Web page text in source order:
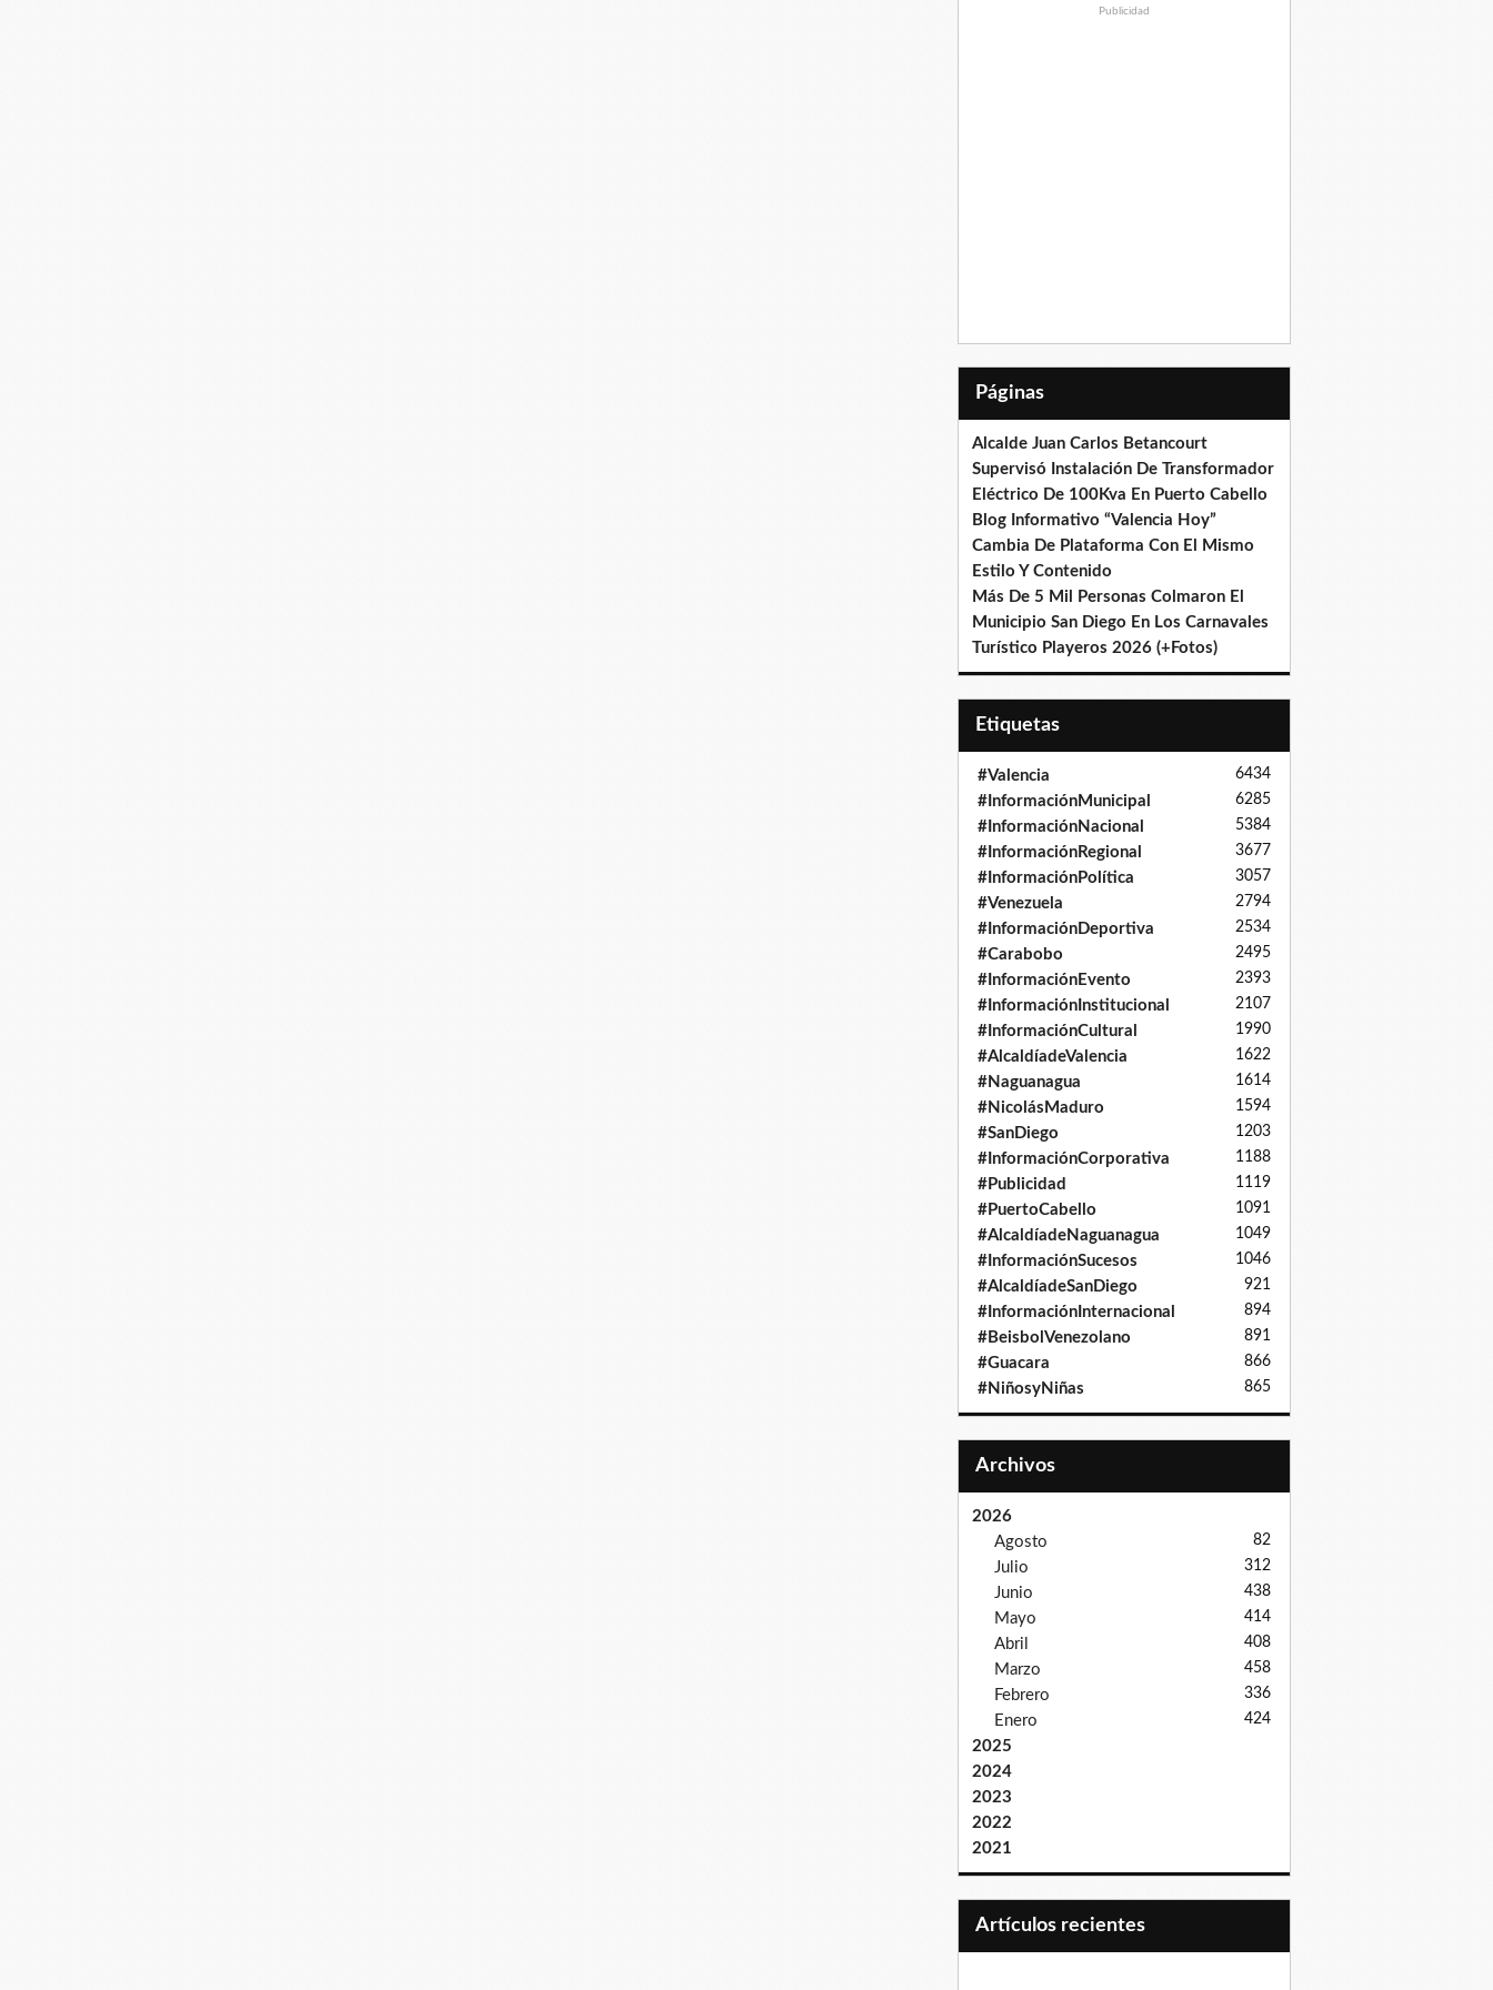
Publicidad
Páginas
Alcalde Juan Carlos Betancourt
Supervisó Instalación De Transformador
Eléctrico De 100Kva En Puerto Cabello
Blog Informativo “Valencia Hoy”
Cambia De Plataforma Con El Mismo
Estilo Y Contenido
Más De 5 Mil Personas Colmaron El
Municipio San Diego En Los Carnavales
Turístico Playeros 2026 (+Fotos)
Etiquetas
#Valencia 6434
#InformaciónMunicipal 6285
#InformaciónNacional 5384
#InformaciónRegional 3677
#InformaciónPolítica 3057
#Venezuela 2794
#InformaciónDeportiva 2534
#Carabobo 2495
#InformaciónEvento 2393
#InformaciónInstitucional 2107
#InformaciónCultural 1990
#AlcaldíadeValencia 1622
#Naguanagua 1614
#NicolásMaduro 1594
#SanDiego 1203
#InformaciónCorporativa 1188
#Publicidad 1119
#PuertoCabello 1091
#AlcaldíadeNaguanagua 1049
#InformaciónSucesos 1046
#AlcaldíadeSanDiego 921
#InformaciónInternacional 894
#BeisbolVenezolano 891
#Guacara 866
#NiñosyNiñas 865
Archivos
2026
Agosto
82
Julio 312
Junio 438
Mayo 414
Abril 408
Marzo 458
Febrero 336
Enero 424
2025
2024
2023
2022
2021
Artículos recientes